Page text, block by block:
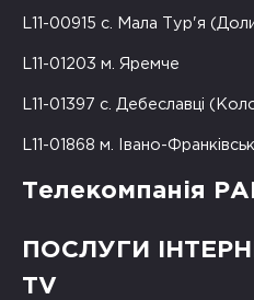
L11-00915 с. Мала Тур'я
L11-01203 м. Яремче
L11-01397 с. Дебеславці
L11-01868 м. Івано-
Телекомпанія РАІ
ПОСЛУГИ
TV